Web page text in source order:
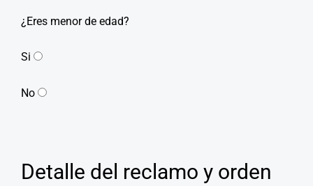
¿Eres menor de edad?
Si
No
Detalle del reclamo y orden